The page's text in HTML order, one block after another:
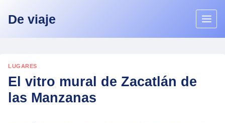
De viaje
LUGARES
El vitro mural de Zacatlán de
las Manzanas